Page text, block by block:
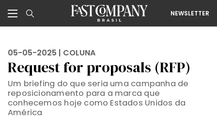
NEWSLETTER
05-05-2025 | COLUNA
Request for proposals (RFP)
Um briefing do que seria uma campanha de
reposicionamento para a marca que
conhecemos hoje como Estados Unidos da
América